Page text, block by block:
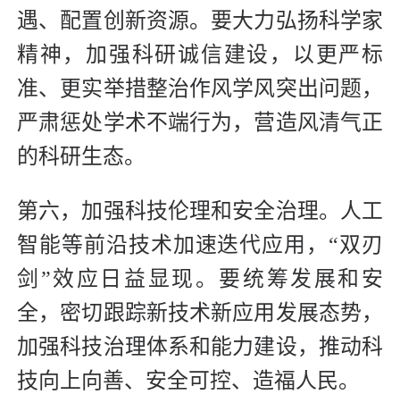
遇、配置创新资源。要大力弘扬科学家
精神，加强科研诚信建设，以更严标
准、更实举措整治作风学风突出问题，
严肃惩处学术不端行为，营造风清气正
的科研生态。
第六，加强科技伦理和安全治理。人工
智能等前沿技术加速迭代应用，“双刃
剑”效应日益显现。要统筹发展和安
全，密切跟踪新技术新应用发展态势，
加强科技治理体系和能力建设，推动科
技向上向善、安全可控、造福人民。